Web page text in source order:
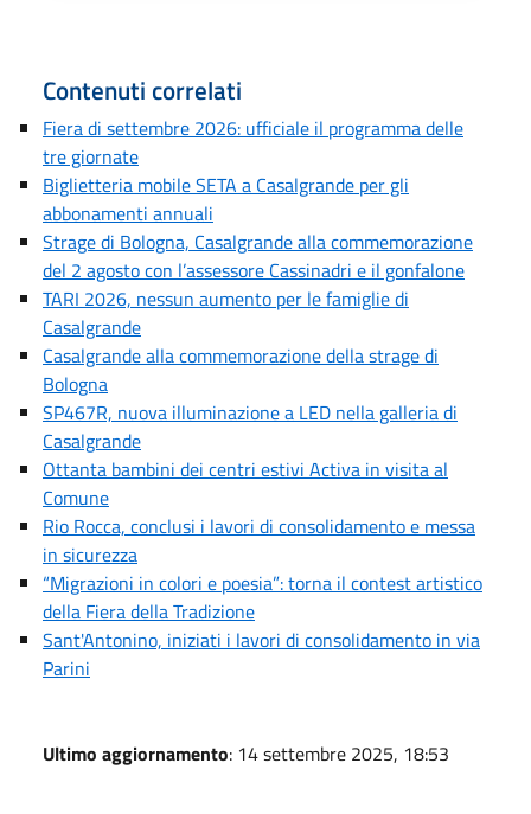
Contenuti correlati
Fiera di settembre 2026: ufficiale il programma delle
tre giornate
Biglietteria mobile SETA a Casalgrande per gli
abbonamenti annuali
Strage di Bologna, Casalgrande alla commemorazione
del 2 agosto con l’assessore Cassinadri e il gonfalone
TARI 2026, nessun aumento per le famiglie di
Casalgrande
Casalgrande alla commemorazione della strage di
Bologna
SP467R, nuova illuminazione a LED nella galleria di
Casalgrande
Ottanta bambini dei centri estivi Activa in visita al
Comune
Rio Rocca, conclusi i lavori di consolidamento e messa
in sicurezza
“Migrazioni in colori e poesia”: torna il contest artistico
della Fiera della Tradizione
Sant'Antonino, iniziati i lavori di consolidamento in via
Parini
Ultimo aggiornamento: 14 settembre 2025, 18:53